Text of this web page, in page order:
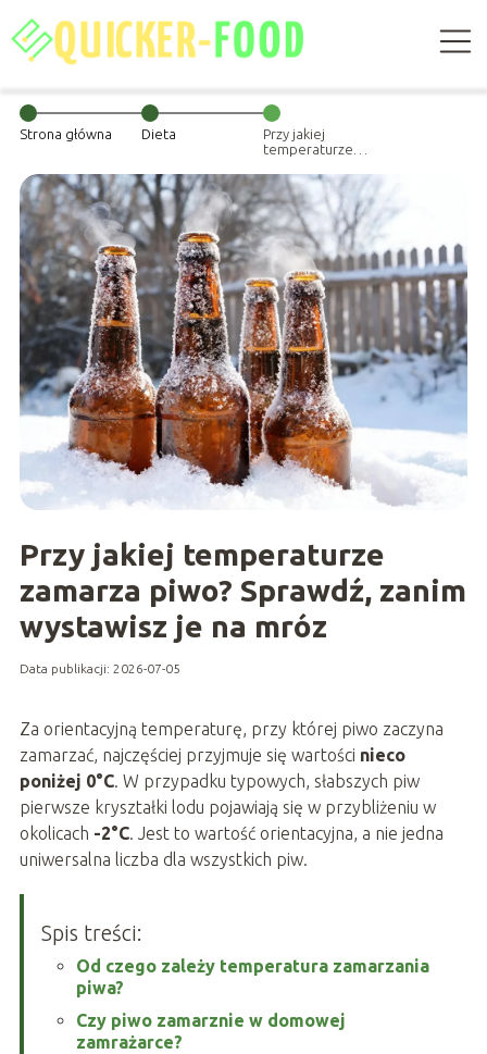
Strona główna Dieta
Przy jakiej
temperaturze
Sprawdź, zanim
wystawisz je na
mróz
Przy jakiej temperaturze
zamarza piwo? Sprawdź, zanim
wystawisz je na mróz
Data publikacji: 2026-07-05
Za orientacyjną temperaturę, przy której piwo zaczyna
zamarzać, najczęściej przyjmuje się wartości nieco
poniżej 0°C. W przypadku typowych, słabszych piw
pierwsze kryształki lodu pojawiają się w przybliżeniu w
okolicach -2°C. Jest to wartość orientacyjna, a nie jedna
uniwersalna liczba dla wszystkich piw.
Spis treści:
Od czego zależy temperatura zamarzania
piwa?
Czy piwo zamarznie w domowej
zamrażarce?